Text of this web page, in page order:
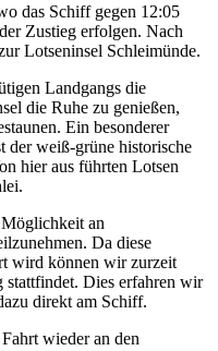
das Schiff gegen 12:05
Zustieg erfolgen. Nach
Lotseninsel Schleimünde.
Landgangs die
die Ruhe zu genießen,
Ein besonderer
der weiß-grüne historische
hier aus führten Lotsen
an
Da diese
wird können wir zurzeit
stattfindet. Dies erfahren wir
direkt am Schiff.
wieder an den